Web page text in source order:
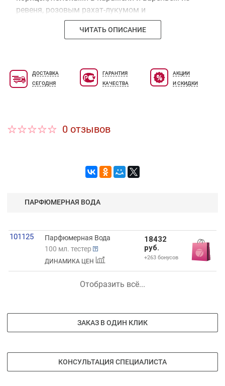
ревеня, розовым рахат-лукумом и
глазированными каштанами, апельсиновым
джемом и лимонными цукатами, сандалом и
ЧИТАТЬ ОПИСАНИЕ
ДОСТАВКА
СЕГОДНЯ
ГАРАНТИЯ
КАЧЕСТВА
АКЦИИ
И СКИДКИ
0 отзывов
ПАРФЮМЕРНАЯ ВОДА
101125
Парфюмерная Вода
100 мл. тестер
ДИНАМИКА ЦЕН
18432
руб.
+263 бонусов
Отобразить всё...
ЗАКАЗ В ОДИН КЛИК
КОНСУЛЬТАЦИЯ СПЕЦИАЛИСТА